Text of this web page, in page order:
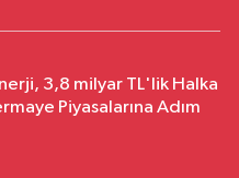
3,8 milyar TL'lik Halka
Piyasalarına Adım